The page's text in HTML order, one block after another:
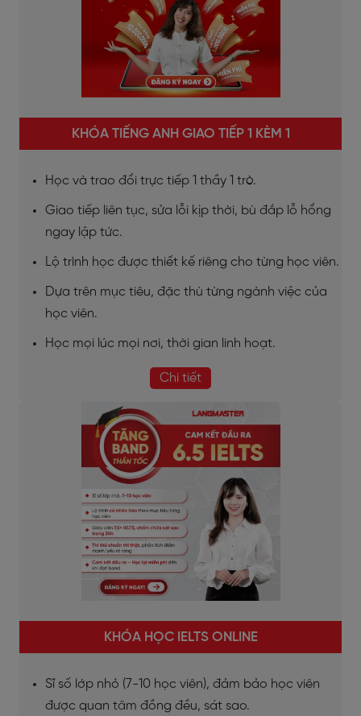
KHÓA TIẾNG ANH GIAO TIẾP 1 KÈM 1
Học và trao đổi trực tiếp 1 thầy 1 trò.
Giao tiếp liên tục, sửa lỗi kịp thời, bù đắp lỗ hổng
ngay lập tức.
Lộ trình học được thiết kế riêng cho từng học viên.
Dựa trên mục tiêu, đặc thù từng ngành việc của
học viên.
Học mọi lúc mọi nơi, thời gian linh hoạt.
Chi tiết
KHÓA HỌC IELTS ONLINE
Sĩ số lớp nhỏ (7-10 học viên), đảm bảo học viên
được quan tâm đồng đều, sát sao.